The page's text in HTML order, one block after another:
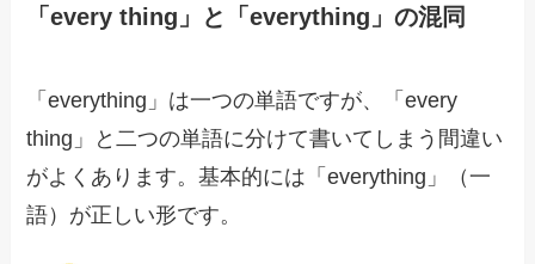
「every thing」と「everything」の混同
「everything」は一つの単語ですが、「every
thing」と二つの単語に分けて書いてしまう間違い
がよくあります。基本的には「everything」（一
語）が正しい形です。